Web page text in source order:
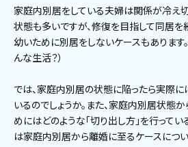
家庭内別居をしている夫婦は関係が冷え切
状態も多いですが、修復を目指して同居を
幼いために別居をしないケースもあります
んな生活？）
では、家庭内別居の状態に陥ったら実際に
いるのでしょうか。また、家庭内別居状態
めにはどのような「切り出し方」を行ってい
は家庭内別居から離婚に至るケースについ